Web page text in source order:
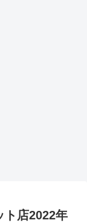
ト店2022年